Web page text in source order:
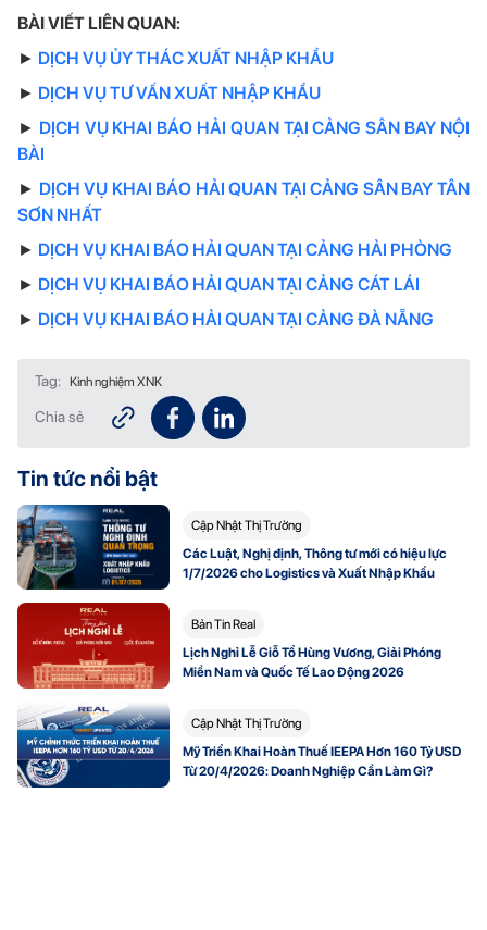
BÀI VIẾT LIÊN QUAN:
► DỊCH VỤ ỦY THÁC XUẤT NHẬP KHẨU
► DỊCH VỤ TƯ VẤN XUẤT NHẬP KHẨU
► DỊCH VỤ KHAI BÁO HẢI QUAN TẠI CẢNG SÂN BAY NỘI
BÀI
► DỊCH VỤ KHAI BÁO HẢI QUAN TẠI CẢNG SÂN BAY TÂN
SƠN NHẤT
► DỊCH VỤ KHAI BÁO HẢI QUAN TẠI CẢNG HẢI PHÒNG
► DỊCH VỤ KHAI BÁO HẢI QUAN TẠI CẢNG CÁT LÁI
► DỊCH VỤ KHAI BÁO HẢI QUAN TẠI CẢNG ĐÀ NẴNG
Tag: Kinh nghiệm XNK
Chia sẻ
Tin tức nổi bật
Cập Nhật Thị Trường
Các Luật, Nghị định, Thông tư mới có hiệu lực
1/7/2026 cho Logistics và Xuất Nhập Khẩu
Bản Tin Real
Lịch Nghỉ Lễ Giỗ Tổ Hùng Vương, Giải Phóng
Miền Nam và Quốc Tế Lao Động 2026
Cập Nhật Thị Trường
Mỹ Triển Khai Hoàn Thuế IEEPA Hơn 160 Tỷ USD
Từ 20/4/2026: Doanh Nghiệp Cần Làm Gì?